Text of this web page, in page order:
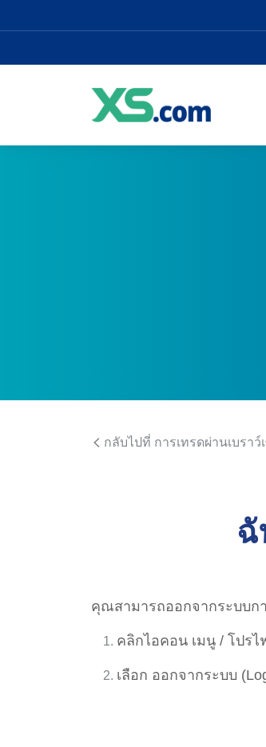
กลับไปที่ การเทรดผ่านเบราว์
ฉั
คุณสามารถออกจากระบบก
คลิกไอคอน เมนู / โปร
เลือก ออกจากระบบ